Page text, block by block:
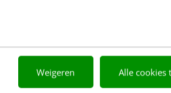
Weigeren Alle cookies